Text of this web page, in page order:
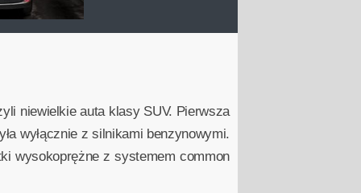
niewielkie auta klasy SUV. Pierwsza
wyłącznie z silnikami benzynowymi.
wysokoprężne z systemem common